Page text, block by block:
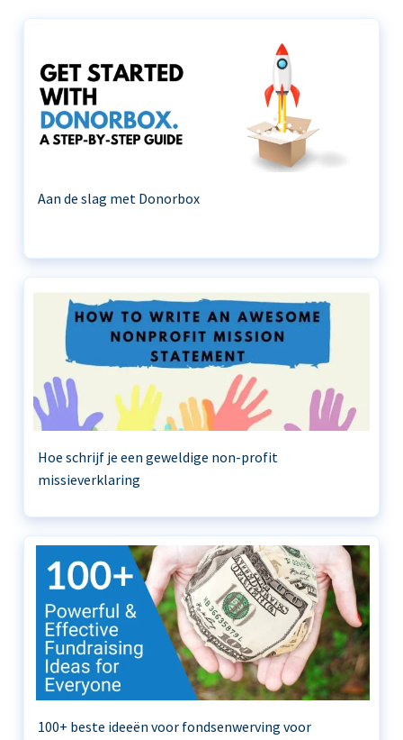
Aan de slag met Donorbox
Hoe schrijf je een geweldige non-profit
missieverklaring
100+ beste ideeën voor fondsenwerving voor